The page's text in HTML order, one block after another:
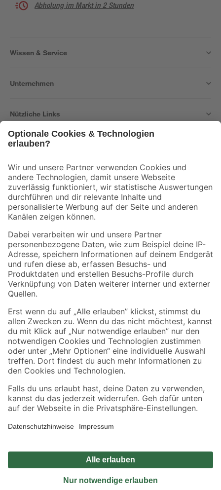
Abholung im Markt in 2 Stunden
Wissen & Service
Unternehmen
Nützliche Links
Der toom Newsletter: Keine Angebote und Aktionen mehr verpassen!
Zur Newsletter Anmeldung
Folge uns
Zahlungsarten Versandarten
Sicher einkaufen
Jetzt die toom-App herunterladen
Alle Preisangaben in EUR inkl. gesetzl. MwSt.. Die dargestellten Angebote sind unter
Umständen nicht in allen Märkten verfügbar. Die angegebenen Verfügbarkeiten beziehen
Produkte nur solange der Vorrat reicht.
*Paketversand ab 59 € versandkostenfrei, gilt nicht für Artikel mit Speditionsversand, hier
Privatsphäre Impressum
Nutzungsbedingungen
Widerrufsrecht
Vertrag widerrufen